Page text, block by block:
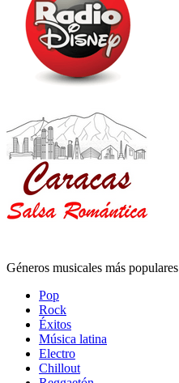
Géneros musicales más populares
Pop
Rock
Éxitos
Música latina
Electro
Chillout